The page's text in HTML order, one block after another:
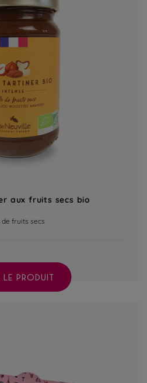
aux fruits secs bio
de fruits secs
LE PRODUIT